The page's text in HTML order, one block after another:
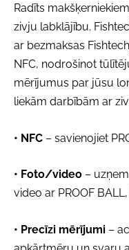
Radīts
zivju labklājību.
ar bezmaksas
NFC, nodrošinot
mērījumus par jūsu
liekām darbībām ar
• NFC – savienojiet
• Foto/video –
video ar PROOF
• Precīzi mērījumi –